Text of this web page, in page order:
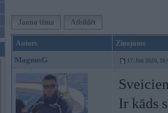
Jauna tēma Atbildēt
Autors Ziņojums
MagnusG 17. Jun 2020,
Ir kāds